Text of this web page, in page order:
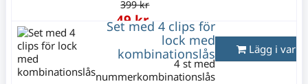
399 kr
49 kr
Varav moms:
Set med 4 clips för
lock med
kombinationslås
4 st med
nummerkombinationslås
Lägg i